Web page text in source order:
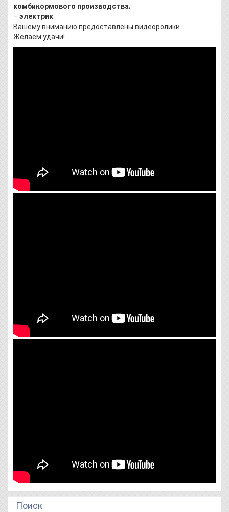
комбикормового производства;
– электрик
Вашему вниманию предоставлены видеоролики.
Желаем удачи!
Поиск